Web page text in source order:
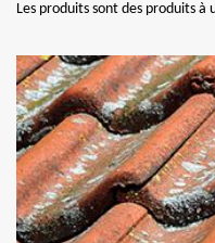
Les produits sont des produits à